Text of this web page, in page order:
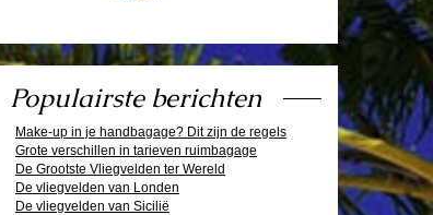
Populairste berichten
Make-up in je handbagage? Dit zijn de regels
Grote verschillen in tarieven ruimbagage
De Grootste Vliegvelden ter Wereld
De vliegvelden van Londen
De vliegvelden van Sicilië